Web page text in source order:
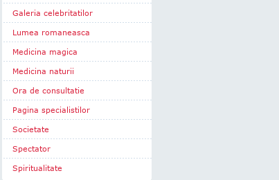
Galeria celebritatilor
Lumea romaneasca
Medicina magica
Medicina naturii
Ora de consultatie
Pagina specialistilor
Societate
Spectator
Spiritualitate